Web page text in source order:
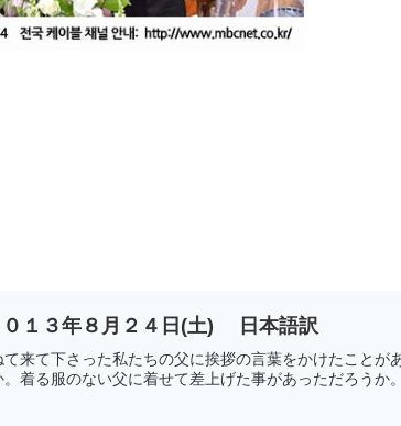
０１３年８月２４日(土) 日本語訳
来て下さった私たちの父に挨拶の言葉をかけたこと
。着る服のない父に着せて差上げた事があっただろう